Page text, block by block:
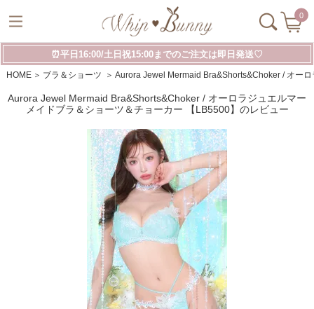
0
⏰平日16:00/土日祝15:00までのご注文は即日発送♡
HOME ブラ＆ショーツ Aurora Jewel Mermaid Bra&Shorts&Choker / オー
Aurora Jewel Mermaid Bra&Shorts&Choker / オーロラジュエルマー
メイドブラ＆ショーツ＆チョーカー 【LB5500】のレビュー